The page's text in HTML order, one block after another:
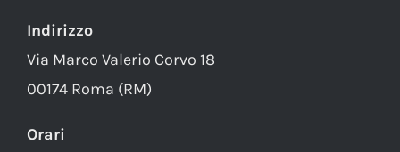
Indirizzo
Via Marco Valerio Corvo 18
00174 Roma (RM)
Orari